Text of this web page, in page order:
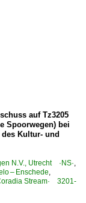
auf Tz3205
Spoorwegen) bei
Kultur- und
N.V., Utrecht ·NS·,
– Enschede,
Stream· 3201-